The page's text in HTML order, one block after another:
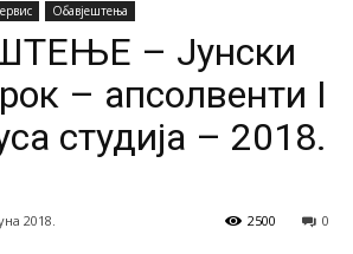
Обавјештења
– Јунски
– апсолвенти I
студија – 2018.
2018. 0
2500